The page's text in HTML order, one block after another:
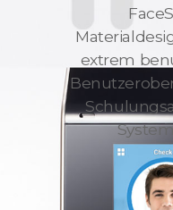
extrem